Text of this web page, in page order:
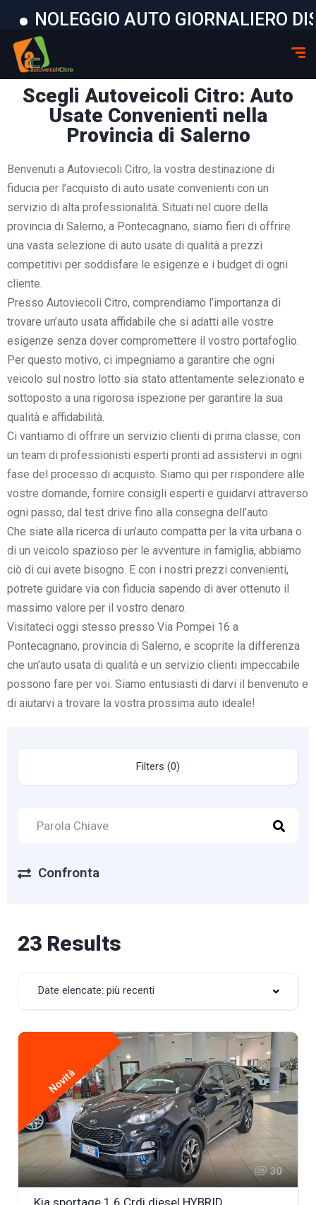
AUTO GIORNALIERO
Scegli Autoveicoli Citro: Auto
Usate Convenienti nella
Provincia di Salerno
Benvenuti a Autoviecoli Citro, la vostra destinazione di
fiducia per l’acquisto di auto usate convenienti con un
servizio di alta professionalità. Situati nel cuore della
provincia di Salerno, a Pontecagnano, siamo fieri di offrire
una vasta selezione di auto usate di qualità a prezzi
competitivi per soddisfare le esigenze e i budget di ogni
cliente.
Presso Autoviecoli Citro, comprendiamo l’importanza di
trovare un’auto usata affidabile che si adatti alle vostre
esigenze senza dover compromettere il vostro portafoglio.
Per questo motivo, ci impegniamo a garantire che ogni
veicolo sul nostro lotto sia stato attentamente selezionato e
sottoposto a una rigorosa ispezione per garantire la sua
qualità e affidabilità.
Ci vantiamo di offrire un servizio clienti di prima classe, con
un team di professionisti esperti pronti ad assistervi in ogni
fase del processo di acquisto. Siamo qui per rispondere alle
vostre domande, fornire consigli esperti e guidarvi attraverso
ogni passo, dal test drive fino alla consegna dell’auto.
Che siate alla ricerca di un’auto compatta per la vita urbana o
di un veicolo spazioso per le avventure in famiglia, abbiamo
ciò di cui avete bisogno. E con i nostri prezzi convenienti,
potrete guidare via con fiducia sapendo di aver ottenuto il
massimo valore per il vostro denaro.
Visitateci oggi stesso presso Via Pompei 16 a
Pontecagnano, provincia di Salerno, e scoprite la differenza
che un’auto usata di qualità e un servizio clienti impeccabile
possono fare per voi. Siamo entusiasti di darvi il benvenuto e
di aiutarvi a trovare la vostra prossima auto ideale!
Filters (0)
Confronta
23 Results
Date elencate: più recenti
Novità
30
Kia sportage 1.6 Crdi diesel HYBRID